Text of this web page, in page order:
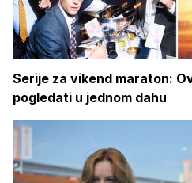
Serije za vikend maraton:
pogledati u jednom dahu